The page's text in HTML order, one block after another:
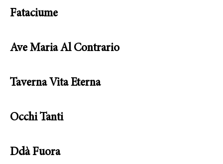
Fataciume
Ave Maria Al Contrario
Taverna Vita Eterna
Occhi Tanti
Ddà Fuora